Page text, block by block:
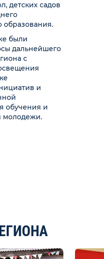
детских садов
образования.
были
дальнейшего
с
и
обучения и
молодежи.